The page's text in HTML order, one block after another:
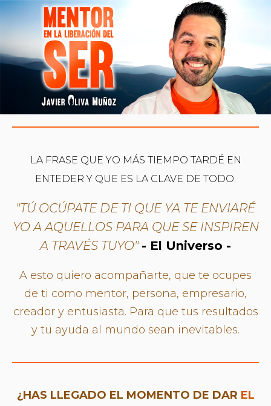
LA FRASE QUE YO MÁS TIEMPO TARDÉ EN
ENTEDER Y QUE ES LA CLAVE DE TODO:
"TÚ OCÚPATE DE TI QUE YA TE ENVIARÉ
YO A AQUELLOS PARA QUE SE INSPIREN
A TRAVÉS TUYO" - El Universo -
A esto quiero acompañarte, que te ocupes
de ti como mentor, persona, empresario,
creador y entusiasta. Para que tus resultados
y tu ayuda al mundo sean inevitables.
¿HAS LLEGADO EL MOMENTO DE DAR EL